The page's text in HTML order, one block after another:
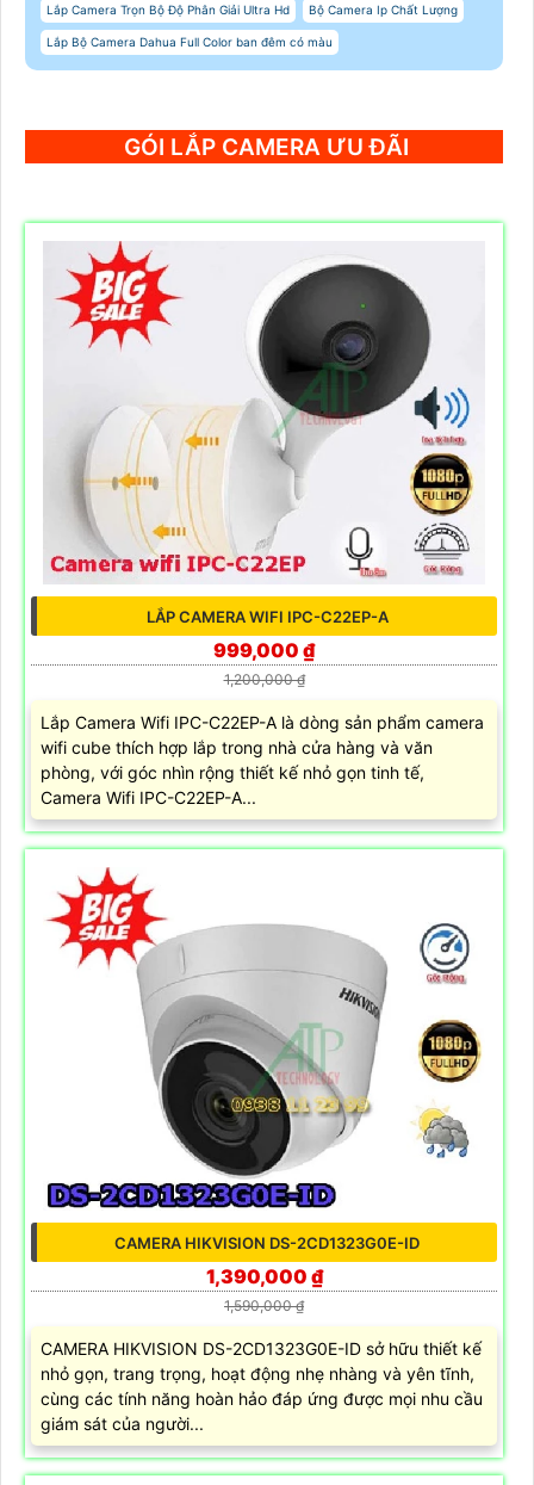
Lắp Camera Trọn Bộ Độ Phân Giải Ultra Hd Bộ Camera Ip Chất Lượng
Lắp Bộ Camera Dahua Full Color ban đêm có màu
GÓI LẮP CAMERA ƯU ĐÃI
LẮP CAMERA WIFI IPC-C22EP-A
999,000 ₫
1,200,000 ₫
Lắp Camera Wifi IPC-C22EP-A là dòng sản phẩm camera
wifi cube thích hợp lắp trong nhà cửa hàng và văn
phòng, với góc nhìn rộng thiết kế nhỏ gọn tinh tế,
Camera Wifi IPC-C22EP-A...
CAMERA HIKVISION DS-2CD1323G0E-ID
1,390,000 ₫
1,590,000 ₫
CAMERA HIKVISION DS-2CD1323G0E-ID sở hữu thiết kế
nhỏ gọn, trang trọng, hoạt động nhẹ nhàng và yên tĩnh,
cùng các tính năng hoàn hảo đáp ứng được mọi nhu cầu
giám sát của người...